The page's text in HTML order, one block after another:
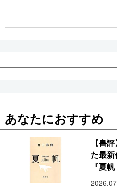
あなたにおすすめ
【書
た最
『夏